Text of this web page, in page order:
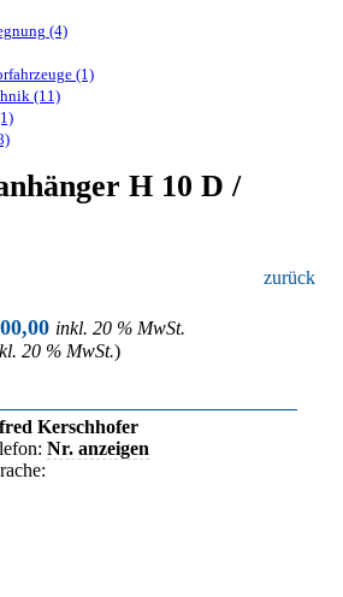
(4)
(1)
(11)
H 10 D /
zurück
inkl. 20 % MwSt.
20 % MwSt.)
Kerschhofer
Nr. anzeigen